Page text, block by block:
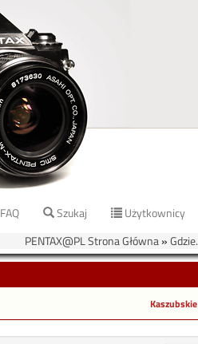
FAQ Szukaj Użytkownicy
PENTAX@PL Strona Główna»